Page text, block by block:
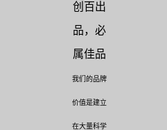
创百出
品，必
属佳品
我们的品牌
价值是建立
在大量科学